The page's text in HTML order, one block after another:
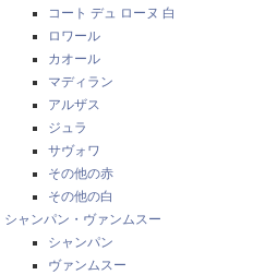
コート デュ ローヌ 白
ロワール
カオール
マディラン
アルザス
ジュラ
サヴォワ
その他の赤
その他の白
シャンパン・ヴァンムスー
シャンパン
ヴァンムスー